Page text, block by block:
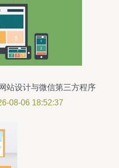
站设计与微信第三方程序
发
08-06 18:52:37